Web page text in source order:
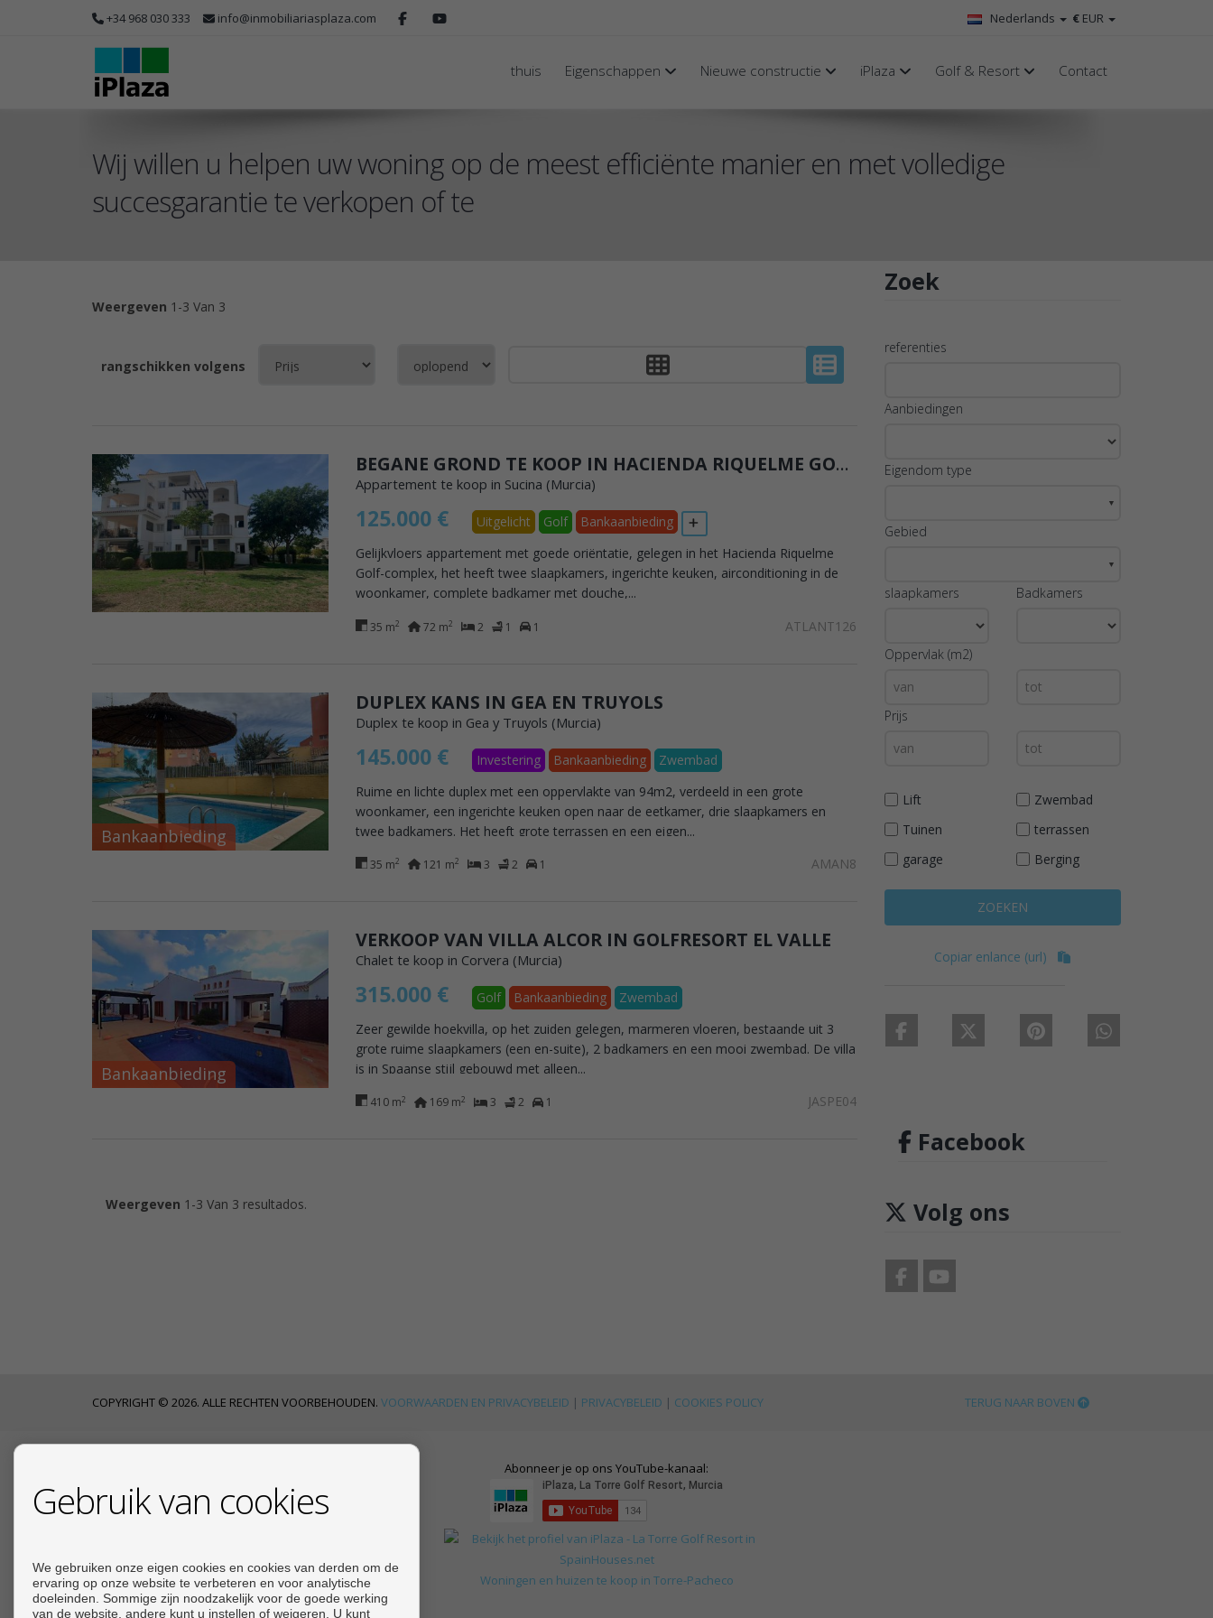
+34 968 030 333 info@inmobiliariasplaza.com € EUR
Nederlands
thuis Eigenschappen Nieuwe constructie iPlaza Golf & Resort Contact
Wij willen u helpen uw woning op de meest efficiënte manier en met volledige
succesgarantie te verkopen of te
Weergeven 1-3 Van 3
rangschikken volgens
BEGANE GROND TE KOOP IN HACIENDA RIQUELME GOLFRESORT
Appartement te koop in Sucina (Murcia)
125.000 € Uitgelicht Golf
Bankaanbieding
Gelijkvloers appartement met goede oriëntatie, gelegen in het Hacienda Riquelme
Golf-complex, het heeft twee slaapkamers, ingerichte keuken, airconditioning in de
woonkamer, complete badkamer met douche,...
35 m2 72 m2 2 1 1 ATLANT126
Bankaanbieding
DUPLEX KANS IN GEA EN TRUYOLS
Duplex te koop in Gea y Truyols (Murcia)
145.000 € Investering Bankaanbieding
Zwembad
Ruime en lichte duplex met een oppervlakte van 94m2, verdeeld in een grote
woonkamer, een ingerichte keuken open naar de eetkamer, drie slaapkamers en
twee badkamers. Het heeft grote terrassen en een eigen...
35 m2 121 m2 3 2 1 AMAN8
Bankaanbieding
VERKOOP VAN VILLA ALCOR IN GOLFRESORT EL VALLE
Chalet te koop in Corvera (Murcia)
315.000 € Golf Bankaanbieding
Zwembad
Zeer gewilde hoekvilla, op het zuiden gelegen, marmeren vloeren, bestaande uit 3
grote ruime slaapkamers (een en-suite), 2 badkamers en een mooi zwembad. De villa
is in Spaanse stijl gebouwd met alleen...
410 m2 169 m2 3 2 1 JASPE04
Weergeven 1-3 Van 3 resultados.
Zoek
referenties
Aanbiedingen
Eigendom type
▼
Gebied
▼
slaapkamers Badkamers
Oppervlak (m2)
Prijs
Lift
Zwembad
Tuinen
terrassen
garage
Berging
ZOEKEN
Copiar enlance (url)
Facebook
Volg ons
COPYRIGHT © 2026. ALLE RECHTEN VOORBEHOUDEN. VOORWAARDEN EN PRIVACYBELEID | PRIVACYBELEID | COOKIES POLICY TERUG NAAR BOVEN
Plaza Town Center, 2, 1ª A
30709 Torre-Pacheco (Murcia)
+34 968030333
+34 625976781
Abonneer je op ons YouTube-kanaal:
Woningen en huizen te koop in Torre-Pacheco
Gebruik van cookies
We gebruiken onze eigen cookies en cookies van derden om de
ervaring op onze website te verbeteren en voor analytische
doeleinden. Sommige zijn noodzakelijk voor de goede werking
van de website, andere kunt u instellen of weigeren. U kunt